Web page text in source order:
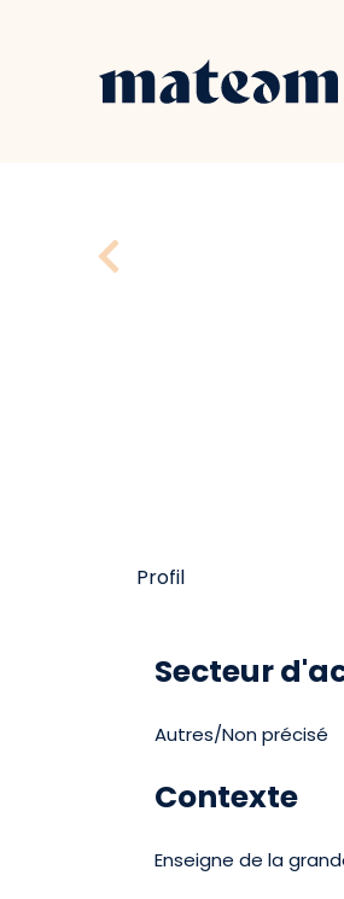
Profil
Secteur
Autres/Non précisé
Contexte
Enseigne de la